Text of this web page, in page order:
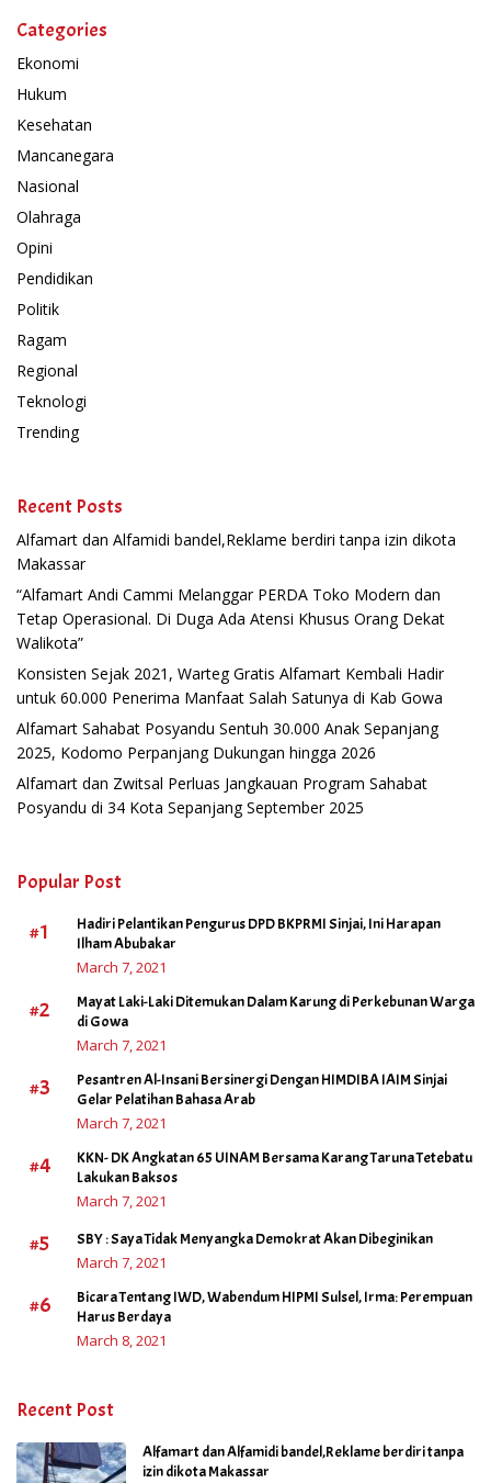
Categories
Ekonomi
Hukum
Kesehatan
Mancanegara
Nasional
Olahraga
Opini
Pendidikan
Politik
Ragam
Regional
Teknologi
Trending
Recent Posts
Alfamart dan Alfamidi bandel,Reklame berdiri tanpa izin dikota
Makassar
“Alfamart Andi Cammi Melanggar PERDA Toko Modern dan
Tetap Operasional. Di Duga Ada Atensi Khusus Orang Dekat
Walikota”
Konsisten Sejak 2021, Warteg Gratis Alfamart Kembali Hadir
untuk 60.000 Penerima Manfaat Salah Satunya di Kab Gowa
Alfamart Sahabat Posyandu Sentuh 30.000 Anak Sepanjang
2025, Kodomo Perpanjang Dukungan hingga 2026
Alfamart dan Zwitsal Perluas Jangkauan Program Sahabat
Posyandu di 34 Kota Sepanjang September 2025
Popular Post
#1
Hadiri Pelantikan Pengurus DPD BKPRMI Sinjai, Ini Harapan
Ilham Abubakar
March 7, 2021
#2
Mayat Laki-Laki Ditemukan Dalam Karung di Perkebunan Warga
di Gowa
March 7, 2021
#3
Pesantren Al-Insani Bersinergi Dengan HIMDIBA IAIM Sinjai
Gelar Pelatihan Bahasa Arab
March 7, 2021
#4
KKN- DK Angkatan 65 UINAM Bersama Karang Taruna Tetebatu
Lakukan Baksos
March 7, 2021
#5 SBY : Saya Tidak Menyangka Demokrat Akan Dibeginikan
March 7, 2021
#6
Bicara Tentang IWD, Wabendum HIPMI Sulsel, Irma: Perempuan
Harus Berdaya
March 8, 2021
Recent Post
Alfamart dan Alfamidi bandel,Reklame berdiri tanpa
izin dikota Makassar